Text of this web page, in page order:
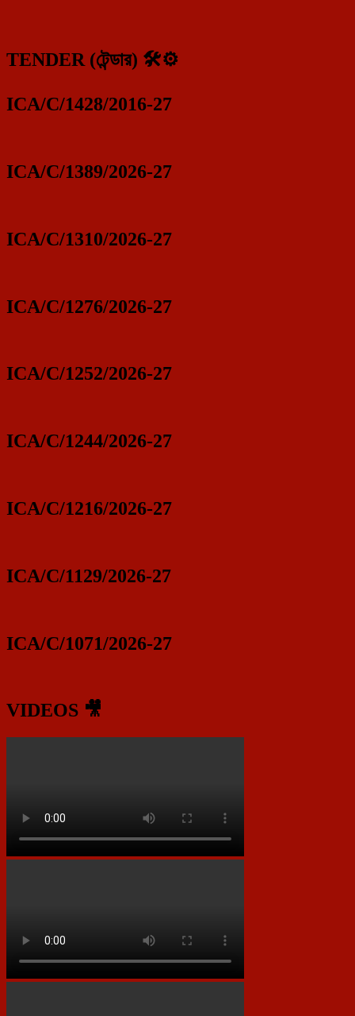
TENDER (টেন্ডার) 🛠️⚙️
ICA/C/1428/2016-27
ICA/C/1389/2026-27
ICA/C/1310/2026-27
ICA/C/1276/2026-27
ICA/C/1252/2026-27
ICA/C/1244/2026-27
ICA/C/1216/2026-27
ICA/C/1129/2026-27
ICA/C/1071/2026-27
VIDEOS 🎥